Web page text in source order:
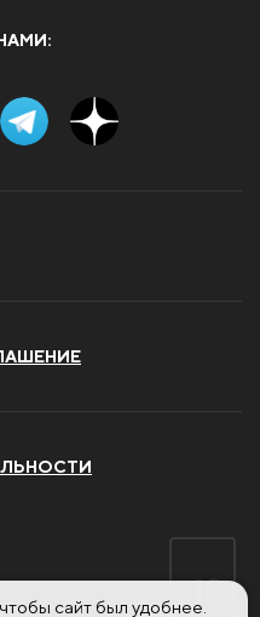
сайт был удобнее.